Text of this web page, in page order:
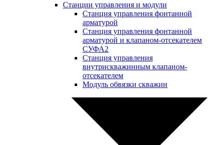
Станции управления и модули
Станция управления фонтанной
арматурой
Станция управления фонтанной
арматурой и клапаном-отсекателем
СУФА2
Станция управления
внутрискважинным клапаном-
отсекателем
Модуль обвязки скважин